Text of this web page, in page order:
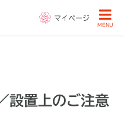
マイページ
MENU
設置上のご注意